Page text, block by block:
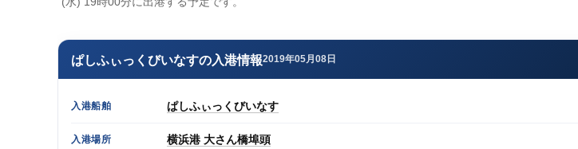
ぱしふぃっくびいなすの入港情報2019年05月08日
入港船舶 ぱしふぃっくびいなす
入港場所 横浜港 大さん橋埠頭